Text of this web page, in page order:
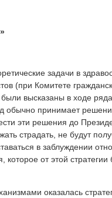
задачи в
(при Комитете
высказаны в ходе
обычно принимает
эти решения до
страдать, не будут
в заблуждении
которое от этой
оказалась